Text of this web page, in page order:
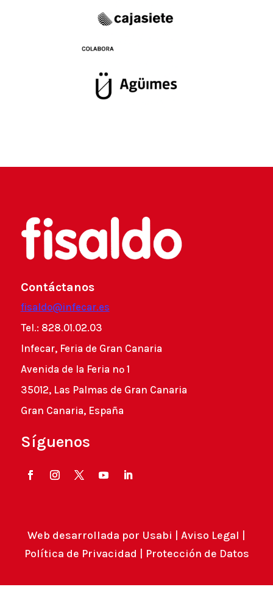
Contáctanos
fisaldo@infecar.es
Tel.: 828.01.02.03
Infecar, Feria de Gran Canaria
Avenida de la Feria nº 1
35012, Las Palmas de Gran Canaria
Gran Canaria, España
Síguenos
Web desarrollada por Usabi Aviso Legal
Política de Privacidad
Protección de Datos